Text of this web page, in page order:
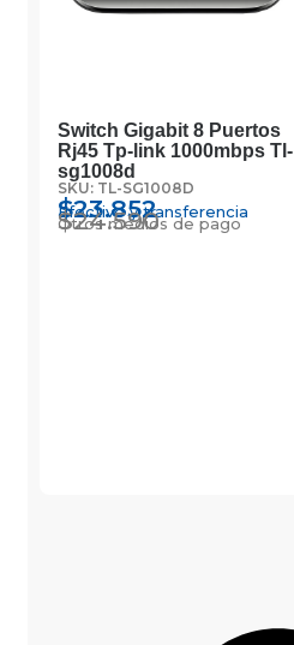
Switch Gigabit 8 Puertos
Rj45 Tp-link 1000mbps Tl-
sg1008d
SKU: TL-SG1008D
$23.852
Efectivo y transferencia
$24.590
Otros medios de pago